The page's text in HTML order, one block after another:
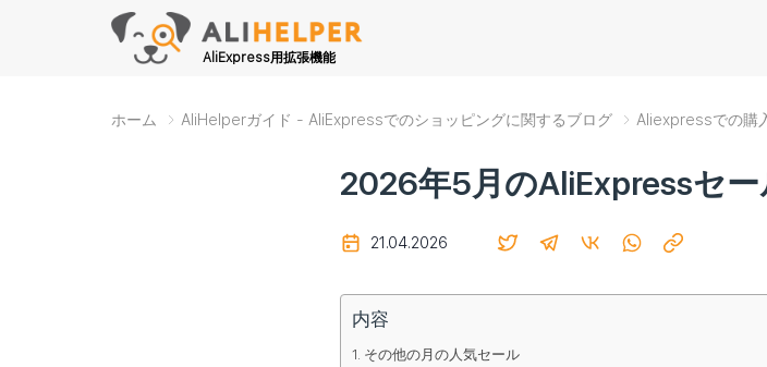
AliExpress用拡張機能
ホーム AliHelperガイド - AliExpressでのショッピングに関するブログ Aliexpressでの購
2026年5月のAliExpressセ
21.04.2026
内容
その他の月の人気セール